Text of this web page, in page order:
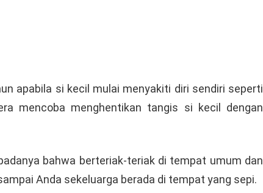
apabila si kecil mulai menyakiti diri sendiri seperti
mencoba menghentikan tangis si kecil dengan
bahwa berteriak-teriak di tempat umum dan
Anda sekeluarga berada di tempat yang sepi.